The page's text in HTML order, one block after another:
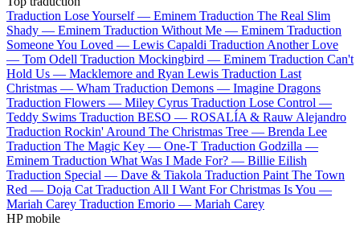
Traduction Lose Yourself — Eminem Traduction The Real Slim
Shady — Eminem Traduction Without Me — Eminem Traduction
Someone You Loved — Lewis Capaldi Traduction Another Love
— Tom Odell Traduction Mockingbird — Eminem Traduction Can't
Hold Us — Macklemore and Ryan Lewis Traduction Last
Christmas — Wham Traduction Demons — Imagine Dragons
Traduction Flowers — Miley Cyrus Traduction Lose Control —
Teddy Swims Traduction BESO — ROSALÍA & Rauw Alejandro
Traduction Rockin' Around The Christmas Tree — Brenda Lee
Traduction The Magic Key — One-T Traduction Godzilla —
Eminem Traduction What Was I Made For? — Billie Eilish
Traduction Special — Dave & Tiakola Traduction Paint The Town
Red — Doja Cat Traduction All I Want For Christmas Is You —
Mariah Carey Traduction Emorio — Mariah Carey
HP mobile